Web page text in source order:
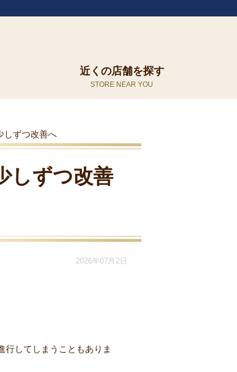
近くの店舗を探す
しずつ改善へ
しずつ改善
2026年07月2日
行してしまうこともありま